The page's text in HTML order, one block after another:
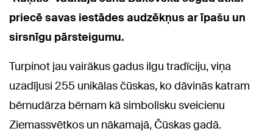
priecē savas iestādes audzēkņus ar īpašu un
sirsnīgu pārsteigumu.
Turpinot jau vairākus gadus ilgu tradīciju, viņa
uzadījusi 255 unikālas čūskas, ko dāvinās katram
bērnudārza bērnam kā simbolisku sveicienu
Ziemassvētkos un nākamajā, Čūskas gadā.